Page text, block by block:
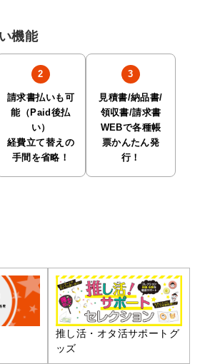
機能
請求書払いも可
能（Paid後払
い）
経費立て替えの
手間を省略！
見積書/納品書/
領収書/請求書
WEBで各種帳
票かんたん発
行！
推し活・オタ活サポートグ
ッズ